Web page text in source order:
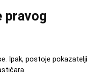
pravog
Ipak, postoje pokazatelji